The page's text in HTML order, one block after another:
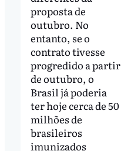
proposta de
outubro. No
entanto, se o
contrato tivesse
progredido a partir
de outubro, o
Brasil já poderia
ter hoje cerca de 50
milhões de
brasileiros
imunizados